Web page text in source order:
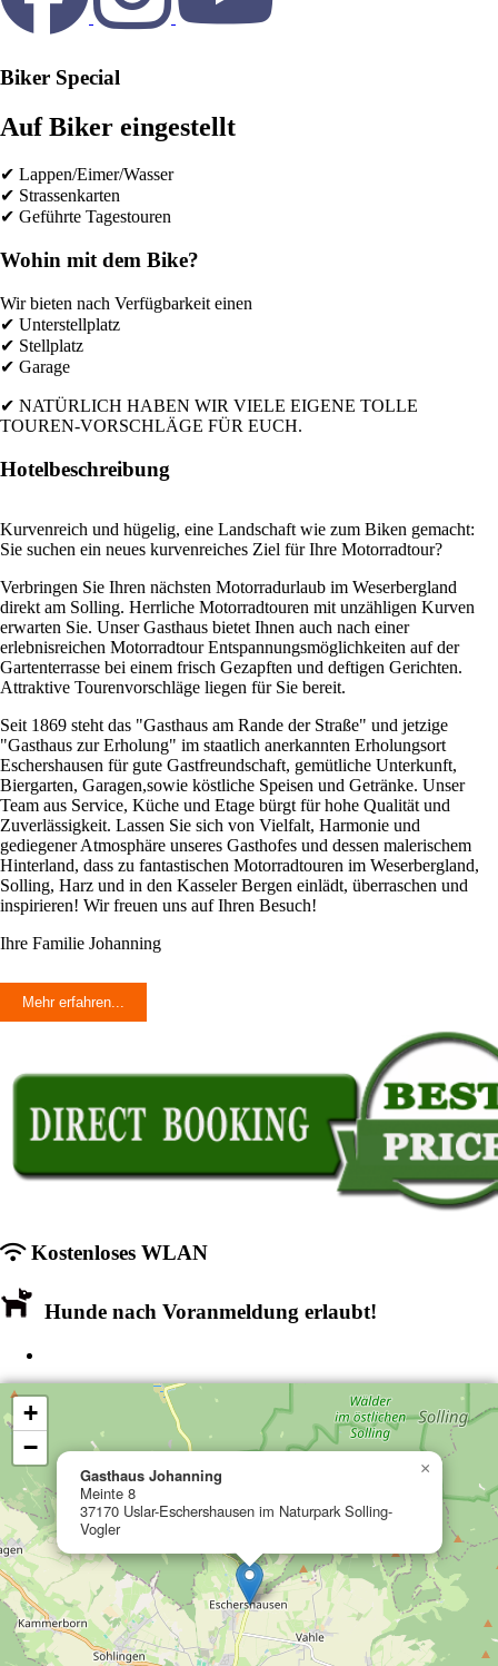
Biker Special
Auf Biker eingestellt
✔ Lappen/Eimer/Wasser
✔ Strassenkarten
✔ Geführte Tagestouren
Wohin mit dem Bike?
Wir bieten nach Verfügbarkeit einen
✔ Unterstellplatz
✔ Stellplatz
✔ Garage
✔ NATÜRLICH HABEN WIR VIELE EIGENE TOLLE
TOUREN-VORSCHLÄGE FÜR EUCH.
Hotelbeschreibung
Kurvenreich und hügelig, eine Landschaft wie zum Biken gemacht:
Sie suchen ein neues kurvenreiches Ziel für Ihre Motorradtour?
Verbringen Sie Ihren nächsten Motorradurlaub im Weserbergland
direkt am Solling. Herrliche Motorradtouren mit unzähligen Kurven
erwarten Sie. Unser Gasthaus bietet Ihnen auch nach einer
erlebnisreichen Motorradtour Entspannungsmöglichkeiten auf der
Gartenterrasse bei einem frisch Gezapften und deftigen Gerichten.
Attraktive Tourenvorschläge liegen für Sie bereit.
Seit 1869 steht das "Gasthaus am Rande der Straße" und jetzige
"Gasthaus zur Erholung" im staatlich anerkannten Erholungsort
Eschershausen für gute Gastfreundschaft, gemütliche Unterkunft,
Biergarten, Garagen,sowie köstliche Speisen und Getränke. Unser
Team aus Service, Küche und Etage bürgt für hohe Qualität und
Zuverlässigkeit. Lassen Sie sich von Vielfalt, Harmonie und
gediegener Atmosphäre unseres Gasthofes und dessen malerischem
Hinterland, dass zu fantastischen Motorradtouren im Weserbergland,
Solling, Harz und in den Kasseler Bergen einlädt, überraschen und
inspirieren! Wir freuen uns auf Ihren Besuch!
Ihre Familie Johanning
Mehr erfahren...
Kostenloses WLAN
Hunde nach Voranmeldung erlaubt!
Gasthaus Johanning
Meinte 8
37170 Uslar-Eschershausen im Naturpark Solling-
Vogler
×
+
−